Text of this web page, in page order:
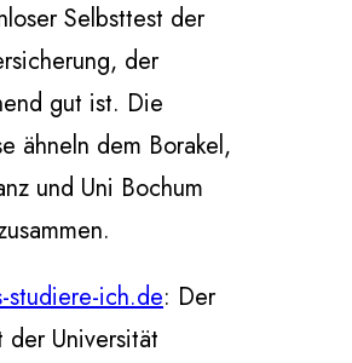
Selbsttest der
der
gut ist. Die
ähneln dem Borakel,
und Uni Bochum
studiere-ich.de: Der
der Universität